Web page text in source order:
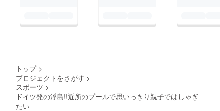
トップ >
プロジェクトをさがす >
スポーツ >
ドイツ発の浮島!!近所のプールで思いっきり親子ではしゃぎ
たい